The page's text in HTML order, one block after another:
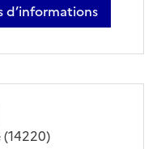
d’informations
masset
(14220)